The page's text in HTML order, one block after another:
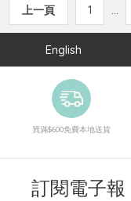
上一頁 1 ...
English
買滿$600免費本地送貨
訂閱電子報